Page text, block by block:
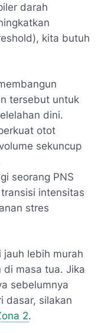
darah
), kita butuh
tersebut untuk
dini.
otot
sekuncup
seorang PNS
intensitas
stres
jauh lebih murah
masa tua. Jika
sebelumnya
dasar, silakan
2.